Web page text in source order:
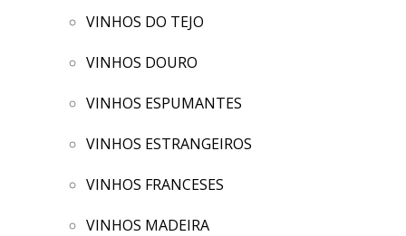
VINHOS DO TEJO
VINHOS DOURO
VINHOS ESPUMANTES
VINHOS ESTRANGEIROS
VINHOS FRANCESES
VINHOS MADEIRA